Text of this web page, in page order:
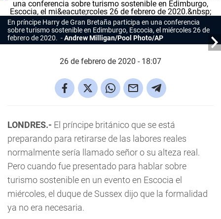
En príncipe Harry de Gran Bretaña participa en una conferencia
sobre turismo sostenible en Edimburgo, Escocia, el miércoles 26 de
febrero de 2020.
Andrew Milligan/Pool Photo/AP
26 de febrero de 2020 - 18:07
LONDRES.- El príncipe británico que se está
preparando para retirarse de las labores reales
normalmente sería llamado señor o su alteza real.
Pero cuando fue presentado para hablar sobre
turismo sostenible en un evento en Escocia el
miércoles, el duque de Sussex dijo que la formalidad
ya no era necesaria.